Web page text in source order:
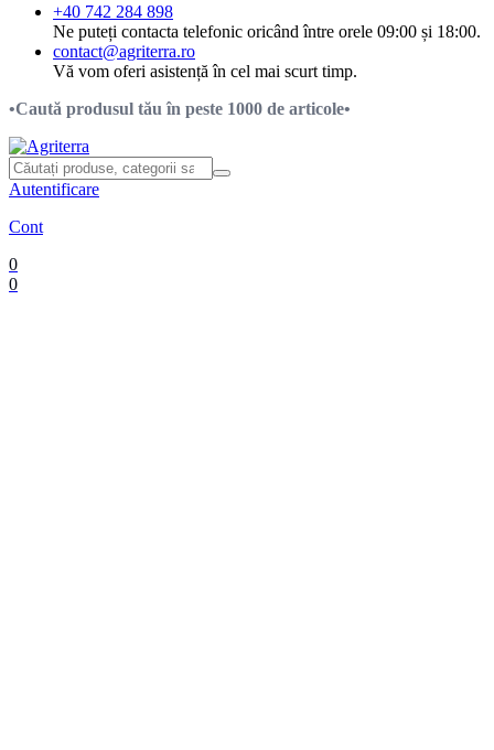
+40 742 284 898
Ne puteți contacta telefonic oricând între orele 09:00 și 18:00.
contact@agriterra.ro
Vă vom oferi asistență în cel mai scurt timp.
•Caută produsul tău în peste 1000 de articole•
Autentificare
Cont
0
0